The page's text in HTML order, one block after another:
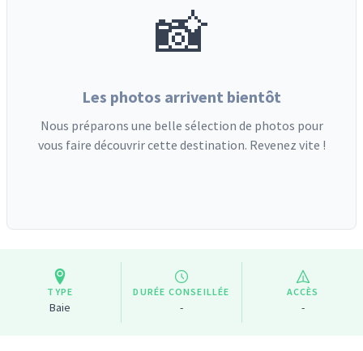
📸
Les photos arrivent bientôt
Nous préparons une belle sélection de photos pour
vous faire découvrir cette destination. Revenez vite !
TYPE
Baie
DURÉE CONSEILLÉE
-
ACCÈS
-